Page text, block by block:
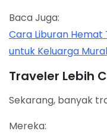
Baca Juga:
Cara Liburan Hemat
untuk Keluarga
Traveler Lebih
Sekarang, banyak
Mereka: